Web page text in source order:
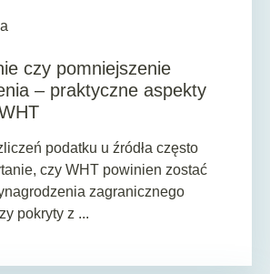
czy pomniejszenie
– praktyczne aspekty
podatku u źródła często
czy WHT powinien zostać
zagranicznego
pokryty z ...